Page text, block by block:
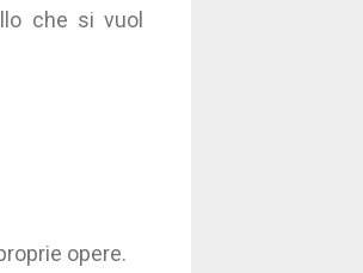
che si vuol
opere.